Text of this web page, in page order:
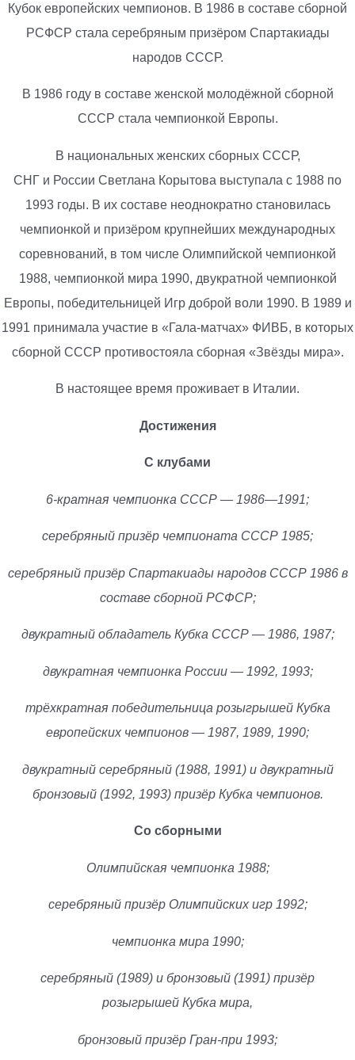
Кубок европейских чемпионов. В 1986 в составе сборной
РСФСР стала серебряным призёром Спартакиады
народов СССР.
В 1986 году в составе женской молодёжной сборной
СССР стала чемпионкой Европы.
В национальных женских сборных СССР,
СНГ и России Светлана Корытова выступала с 1988 по
1993 годы. В их составе неоднократно становилась
чемпионкой и призёром крупнейших международных
соревнований, в том числе Олимпийской чемпионкой
1988, чемпионкой мира 1990, двукратной чемпионкой
Европы, победительницей Игр доброй воли 1990. В 1989 и
1991 принимала участие в «Гала-матчах» ФИВБ, в которых
сборной СССР противостояла сборная «Звёзды мира».
В настоящее время проживает в Италии.
Достижения
С клубами
6-кратная чемпионка СССР — 1986—1991;
серебряный призёр чемпионата СССР 1985;
серебряный призёр Спартакиады народов СССР 1986 в
составе сборной РСФСР;
двукратный обладатель Кубка СССР — 1986, 1987;
двукратная чемпионка России — 1992, 1993;
трёхкратная победительница розыгрышей Кубка
европейских чемпионов — 1987, 1989, 1990;
двукратный серебряный (1988, 1991) и двукратный
бронзовый (1992, 1993) призёр Кубка чемпионов.
Со сборными
Олимпийская чемпионка 1988;
серебряный призёр Олимпийских игр 1992;
чемпионка мира 1990;
серебряный (1989) и бронзовый (1991) призёр
розыгрышей Кубка мира,
бронзовый призёр Гран-при 1993;